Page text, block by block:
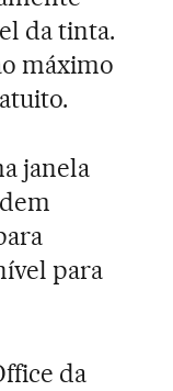
da tinta.
máximo
janela
para
da